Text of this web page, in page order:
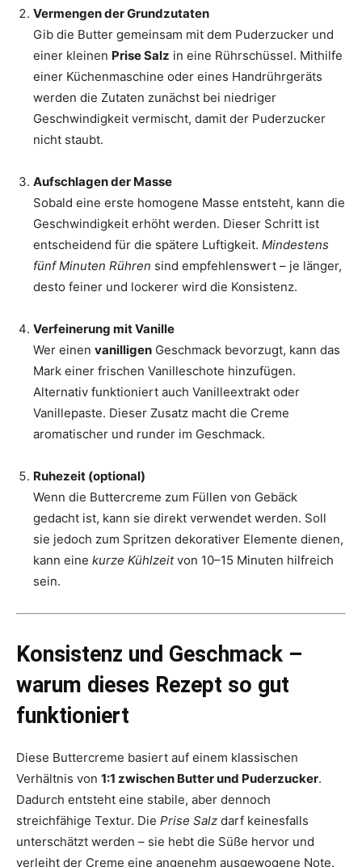
Vermengen der Grundzutaten
Gib die Butter gemeinsam mit dem Puderzucker und
einer kleinen Prise Salz in eine Rührschüssel. Mithilfe
einer Küchenmaschine oder eines Handrührgeräts
werden die Zutaten zunächst bei niedriger
Geschwindigkeit vermischt, damit der Puderzucker
nicht staubt.
Aufschlagen der Masse
Sobald eine erste homogene Masse entsteht, kann die
Geschwindigkeit erhöht werden. Dieser Schritt ist
entscheidend für die spätere Luftigkeit. Mindestens
fünf Minuten Rühren sind empfehlenswert – je länger,
desto feiner und lockerer wird die Konsistenz.
Verfeinerung mit Vanille
Wer einen vanilligen Geschmack bevorzugt, kann das
Mark einer frischen Vanilleschote hinzufügen.
Alternativ funktioniert auch Vanilleextrakt oder
Vanillepaste. Dieser Zusatz macht die Creme
aromatischer und runder im Geschmack.
Ruhezeit (optional)
Wenn die Buttercreme zum Füllen von Gebäck
gedacht ist, kann sie direkt verwendet werden. Soll
sie jedoch zum Spritzen dekorativer Elemente dienen,
kann eine kurze Kühlzeitvon 10–15 Minuten hilfreich
sein.
Konsistenz und Geschmack –
warum dieses Rezept so gut
funktioniert
Diese Buttercreme basiert auf einem klassischen
Verhältnis von 1:1 zwischen Butter und Puderzucker.
Dadurch entsteht eine stabile, aber dennoch
streichfähige Textur. Die Prise Salz darf keinesfalls
unterschätzt werden – sie hebt die Süße hervor und
verleiht der Creme eine angenehm ausgewogene Note.